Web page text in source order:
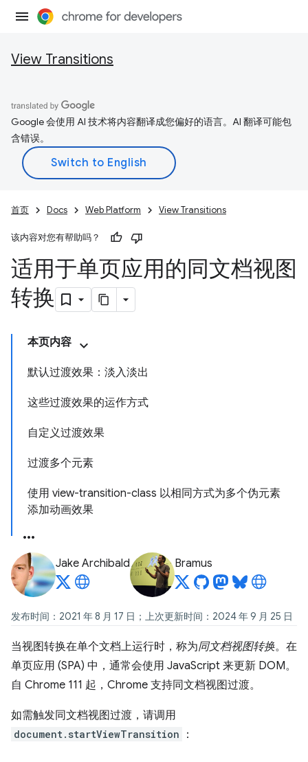
View Transitions
Google 会使用 AI 技术将内容翻译成您偏好的语言。AI 翻译可能包
含错误。
首页 Docs Web Platform View Transitions
该内容对您有帮助吗？
适用于单页应用的同文档视图
转换
本页内容
默认过渡效果：淡入淡出
这些过渡效果的运作方式
自定义过渡效果
过渡多个元素
使用 view-transition-class 以相同方式为多个伪元素
添加动画效果
Jake Archibald Bramus
发布时间：2021 年 8 月 17 日；上次更新时间：2024 年 9 月 25 日
当视图转换在单个文档上运行时，称为同文档视图转换。在
单页应用 (SPA) 中，通常会使用 JavaScript 来更新 DOM。
自 Chrome 111 起，Chrome 支持同文档视图过渡。
如需触发同文档视图过渡，请调用
document.startViewTransition ：